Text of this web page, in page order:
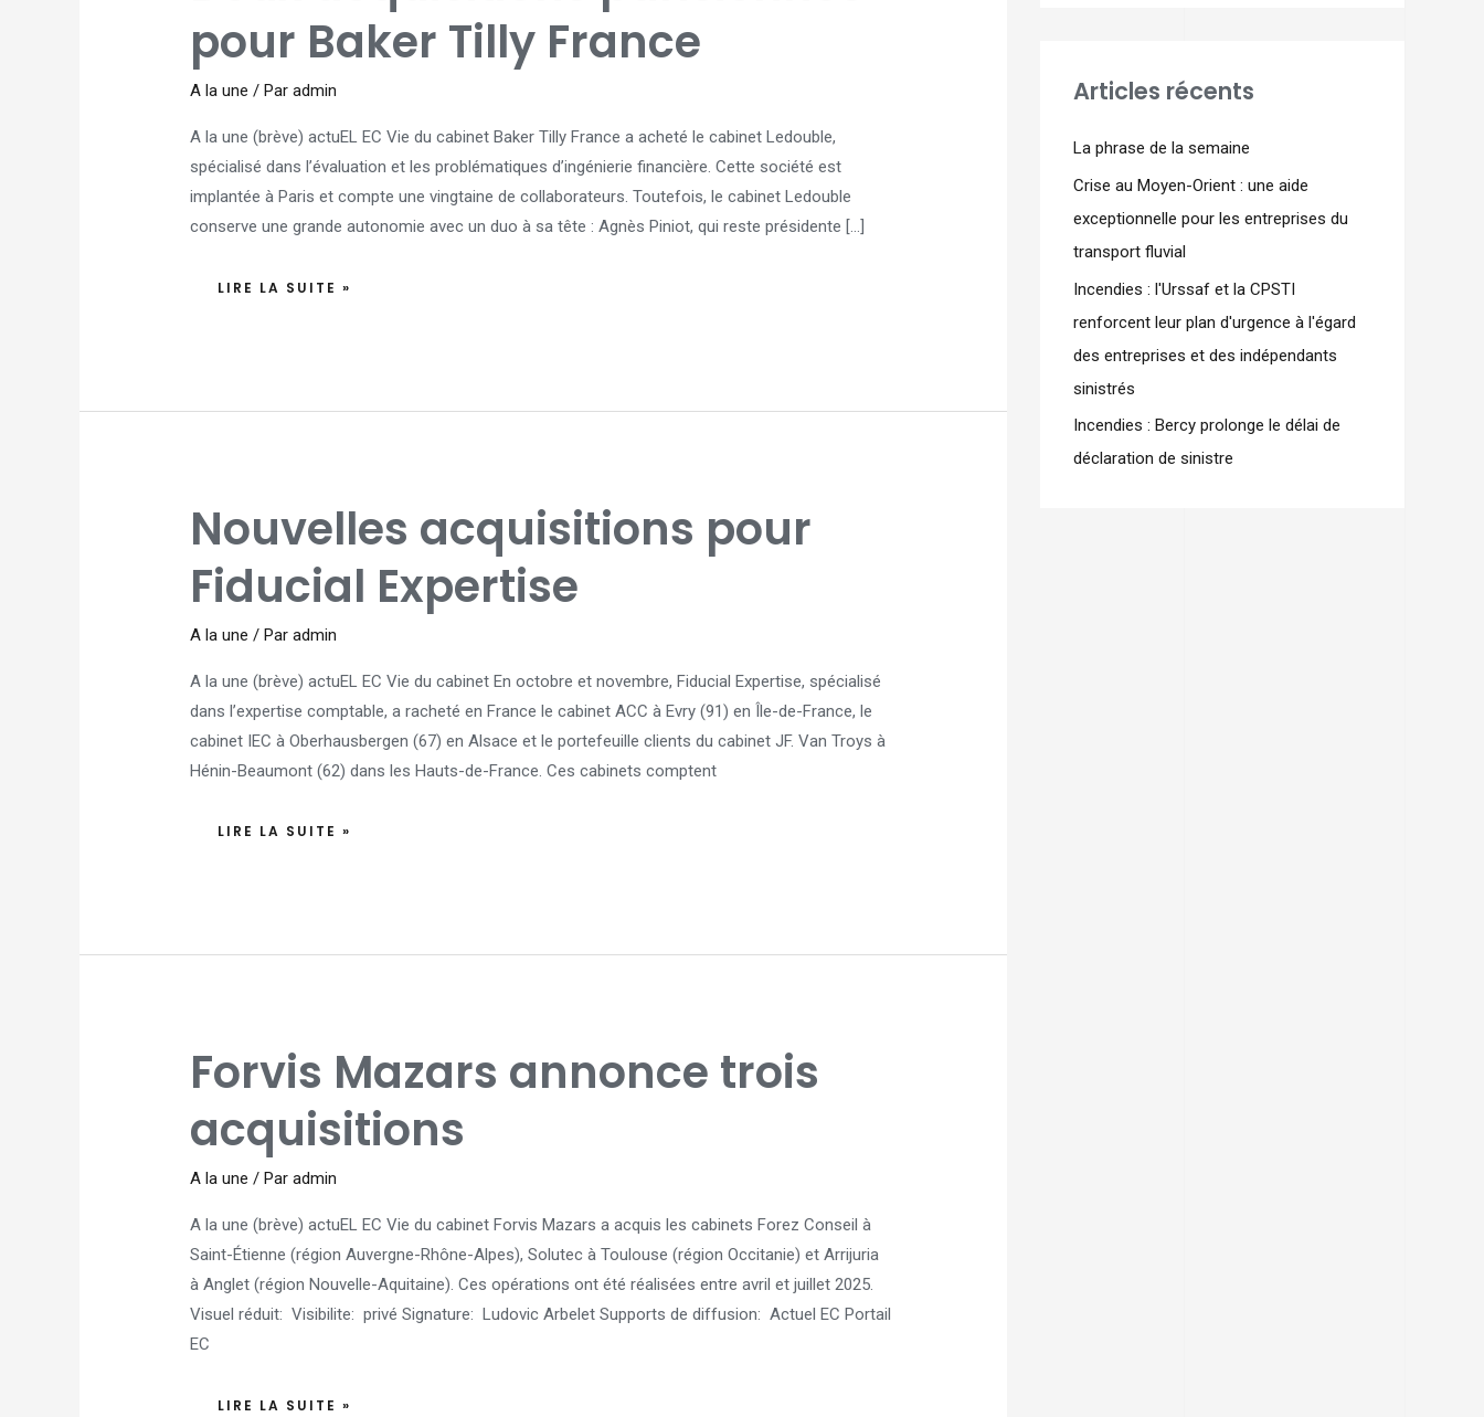
pour Baker Tilly France
A la une / Paradmin
A la une (brève) actuEL EC Vie du cabinet Baker Tilly France a acheté le cabinet Ledouble,
spécialisé dans l’évaluation et les problématiques d’ingénierie financière. Cette société est
implantée à Paris et compte une vingtaine de collaborateurs. Toutefois, le cabinet Ledouble
conserve une grande autonomie avec un duo à sa tête : Agnès Piniot, qui reste présidente […]
FRANCE
LIRE LA SUITE »
Nouvelles acquisitions pour
Fiducial Expertise
A la une / Paradmin
A la une (brève) actuEL EC Vie du cabinet En octobre et novembre, Fiducial Expertise, spécialisé
dans l’expertise comptable, a racheté en France le cabinet ACC à Evry (91) en Île-de-France, le
cabinet IEC à Oberhausbergen (67) en Alsace et le portefeuille clients du cabinet JF. Van Troys à
Hénin-Beaumont (62) dans les Hauts-de-France. Ces cabinets comptent
ACQUISITIONS
POUR
FIDUCIAL
LIRE LA SUITE »
Forvis Mazars annonce trois
acquisitions
A la une / Paradmin
A la une (brève) actuEL EC Vie du cabinet Forvis Mazars a acquis les cabinets Forez Conseil à
Saint-Étienne (région Auvergne-Rhône-Alpes), Solutec à Toulouse (région Occitanie) et Arrijuria
à Anglet (région Nouvelle-Aquitaine). Ces opérations ont été réalisées entre avril et juillet 2025.
Visuel réduit: Visibilite: privé Signature: Ludovic Arbelet Supports de diffusion: Actuel EC Portail
EC
MAZARS
ANNONCE
TROIS
LIRE LA SUITE »
Articles récents
La phrase de la semaine
Crise au Moyen-Orient : une aide
exceptionnelle pour les entreprises du
transport fluvial
Incendies : l'Urssaf et la CPSTI
renforcent leur plan d'urgence à l'égard
des entreprises et des indépendants
sinistrés
Incendies : Bercy prolonge le délai de
déclaration de sinistre